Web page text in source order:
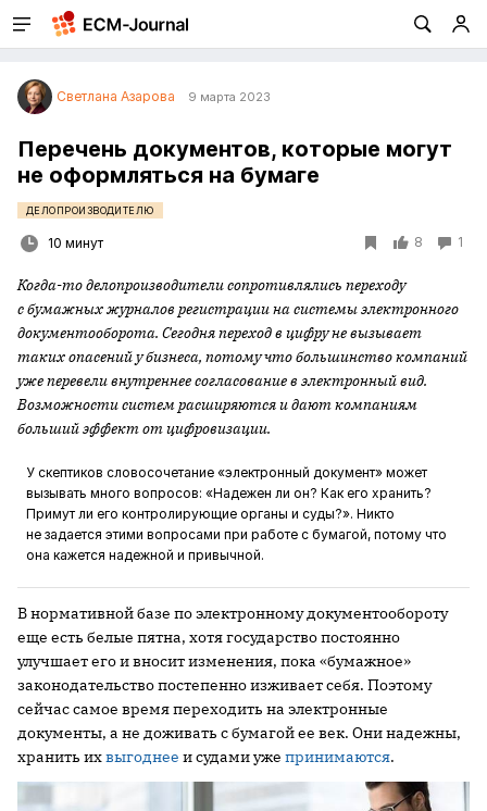
Светлана Азарова 9 марта 2023
Перечень документов, которые могут
не оформляться на бумаге
ДЕЛОПРОИЗВОДИТЕЛЮ
10 минут 8 1
Когда-то делопроизводители сопротивлялись переходу
с бумажных журналов регистрации на системы электронного
документооборота. Сегодня переход в цифру не вызывает
таких опасений у бизнеса, потому что большинство компаний
уже перевели внутреннее согласование в электронный вид.
Возможности систем расширяются и дают компаниям
больший эффект от цифровизации.
У скептиков словосочетание «электронный документ» может
вызывать много вопросов: «Надежен ли он? Как его хранить?
Примут ли его контролирующие органы и суды?». Никто
не задается этими вопросами при работе с бумагой, потому что
она кажется надежной и привычной.
В нормативной базе по электронному документообороту
еще есть белые пятна, хотя государство постоянно
улучшает его и вносит изменения, пока «бумажное»
законодательство постепенно изживает себя. Поэтому
сейчас самое время переходить на электронные
документы, а не доживать с бумагой ее век. Они надежны,
хранить ихвыгоднее и судами уже принимаются.